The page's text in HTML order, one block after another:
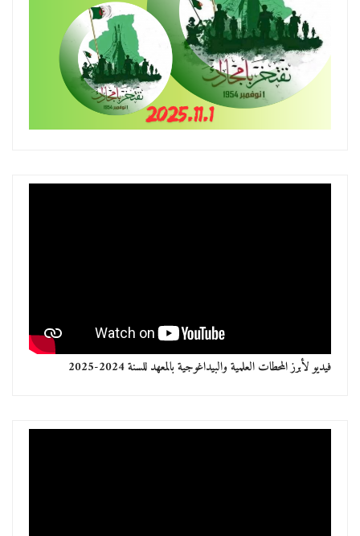
فيديو لأبرز المحطات العلمية والبيداغوجية بالمعهد للسنة 2024-2025